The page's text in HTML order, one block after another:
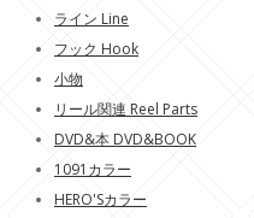
ライン Line
フック Hook
小物
リール関連 Reel Parts
DVD&本 DVD&BOOK
1091カラー
HERO'Sカラー